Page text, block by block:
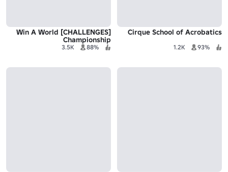
Cirque School of Acrobatics
93%
1.2K
[CHALLENGES] Win A World
Championship
88%
3.5K